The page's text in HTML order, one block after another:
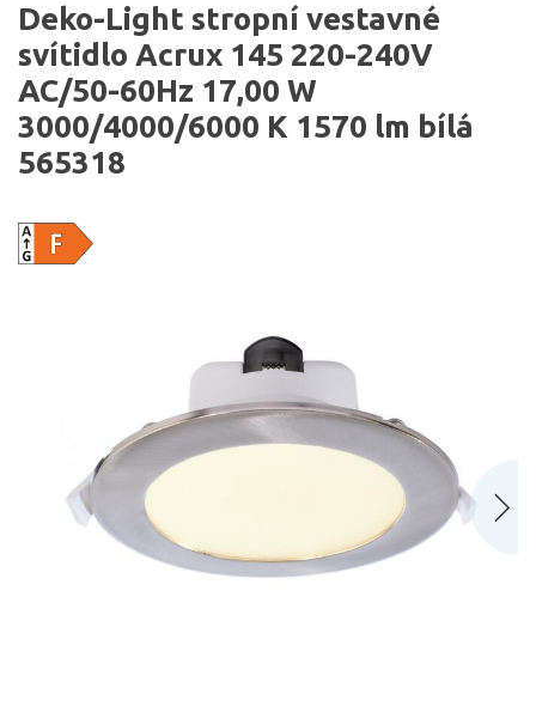
Deko-Light stropní vestavné
svítidlo Acrux 145 220-240V
AC/50-60Hz 17,00 W
3000/4000/6000 K 1570 lm bílá
565318